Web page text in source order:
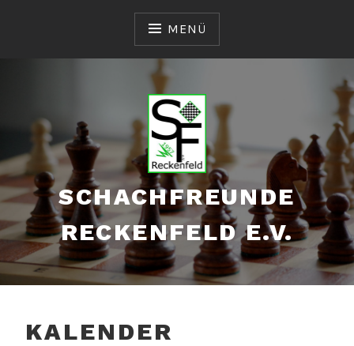
MENÜ
SCHACHFREUNDE
RECKENFELD E.V.
KALENDER